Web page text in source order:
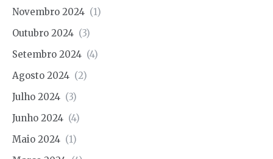
Novembro 2024 (1)
Outubro 2024 (3)
Setembro 2024 (4)
Agosto 2024 (2)
Julho 2024 (3)
Junho 2024 (4)
Maio 2024 (1)